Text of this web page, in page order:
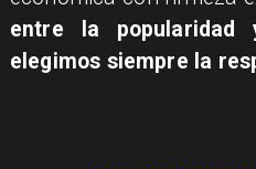
entre la popularidad
elegimos siempre la